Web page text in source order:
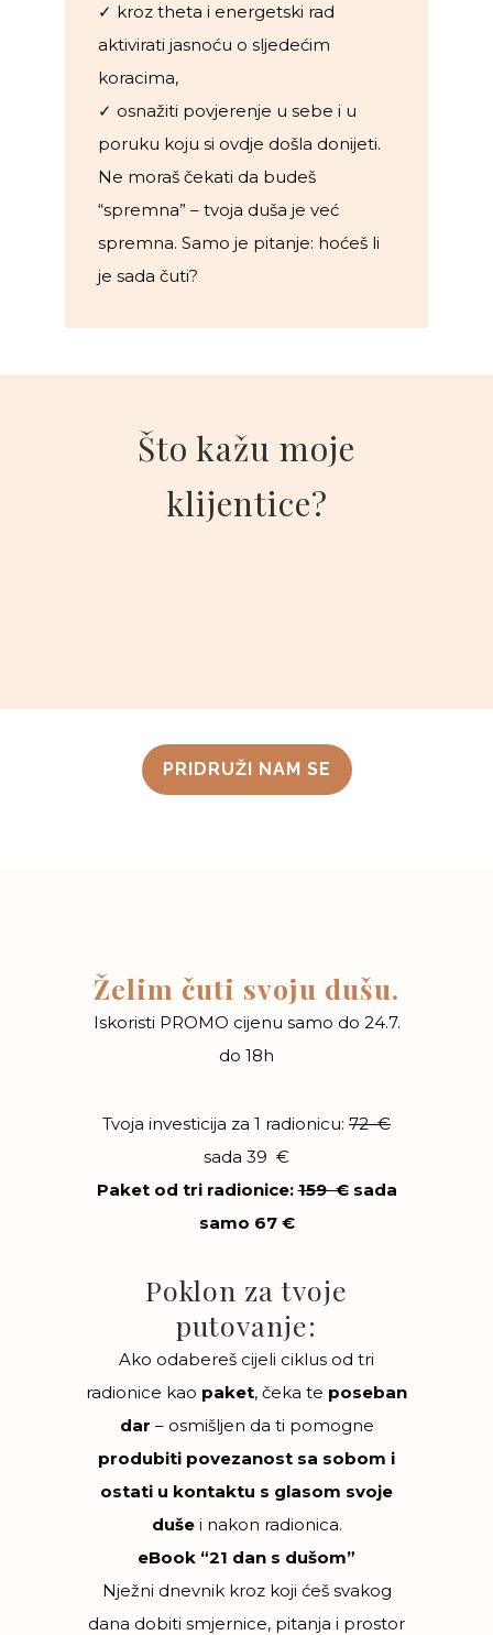
✓ kroz theta i energetski rad
aktivirati jasnoću o sljedećim
koracima,
✓ osnažiti povjerenje u sebe i u
poruku koju si ovdje došla donijeti.
Ne moraš čekati da budeš
“spremna” – tvoja duša je već
spremna. Samo je pitanje: hoćeš li
je sada čuti?
Što kažu moje
klijentice?
PRIDRUŽI NAM SE
Želim čuti svoju dušu.
Iskoristi PROMO cijenu samo do 24.7.
do 18h
Tvoja investicija za 1 radionicu: 72 €
sada 39 €
Paket od tri radionice:159 €sada
samo 67 €
Poklon za tvoje
putovanje:
Ako odabereš cijeli ciklus od tri
radionice kao paket, čeka te poseban
dar – osmišljen da ti pomogne
produbiti povezanost sa sobom i
ostati u kontaktu s glasom svoje
dušei nakon radionica.
eBook “21 dan s dušom”
Nježni dnevnik kroz koji ćeš svakog
dana dobiti smjernice, pitanja i prostor